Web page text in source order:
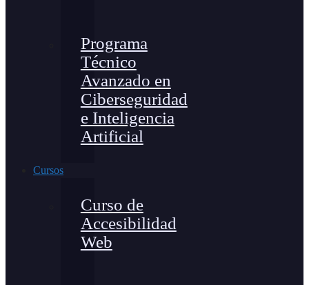
Programa
Técnico
Avanzado en
Ciberseguridad
e Inteligencia
Artificial
Cursos
Curso de
Accesibilidad
Web